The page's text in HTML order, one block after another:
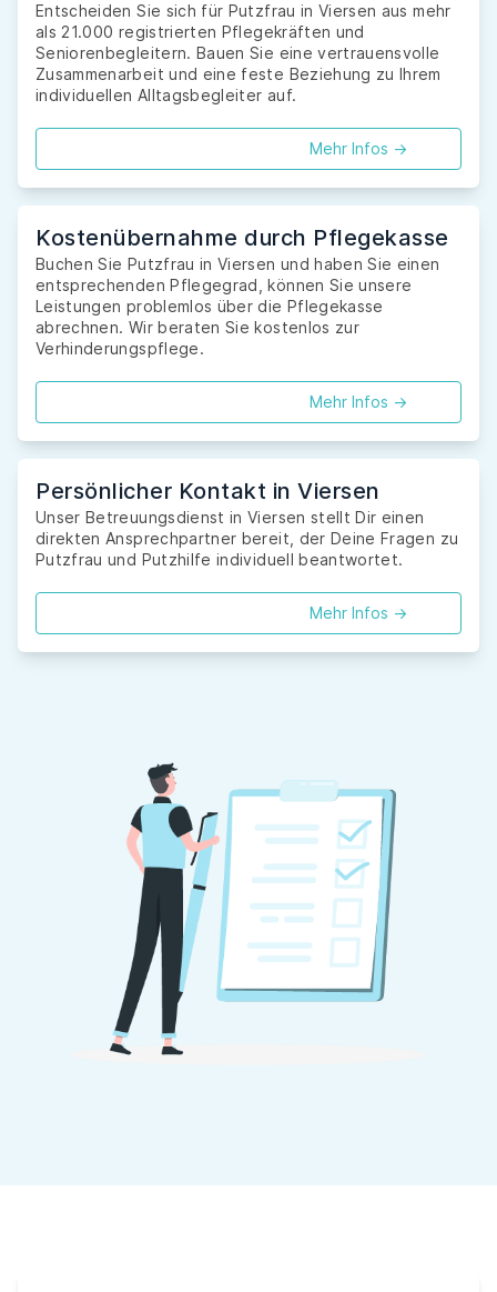
Entscheiden Sie sich für Putzfrau in Viersen aus mehr
als 21.000 registrierten Pflegekräften und
Seniorenbegleitern. Bauen Sie eine vertrauensvolle
Zusammenarbeit und eine feste Beziehung zu Ihrem
individuellen Alltagsbegleiter auf.
Mehr Infos ->
Kostenübernahme durch Pflegekasse
Buchen Sie Putzfrau in Viersen und haben Sie einen
entsprechenden Pflegegrad, können Sie unsere
Leistungen problemlos über die Pflegekasse
abrechnen. Wir beraten Sie kostenlos zur
Verhinderungspflege.
Mehr Infos ->
Persönlicher Kontakt in Viersen
Unser Betreuungsdienst in Viersen stellt Dir einen
direkten Ansprechpartner bereit, der Deine Fragen zu
Putzfrau und Putzhilfe individuell beantwortet.
Mehr Infos ->